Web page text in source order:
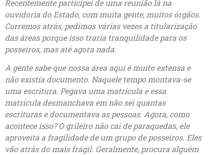
Recentemente participei de uma reunião lá na
ouvidoria do Estado, com muita gente, muitos órgãos.
Corremos atrás, pedimos várias vezes a titularização
das áreas porque isso traria tranquilidade para os
posseiros, mas até agora nada.
A gente sabe que nossa área aqui é muito extensa e
não existia documento. Naquele tempo montava-se
uma escritura. Pegava uma matrícula e essa
matrícula desmanchava em não sei quantas
escrituras e documentava as pessoas. Agora, como
acontece isso? O grileiro não cai de paraquedas, ele
aproveita a fragilidade de um grupo de posseiros. Eles
vão atrás do mais frágil. Geralmente, procura alguém